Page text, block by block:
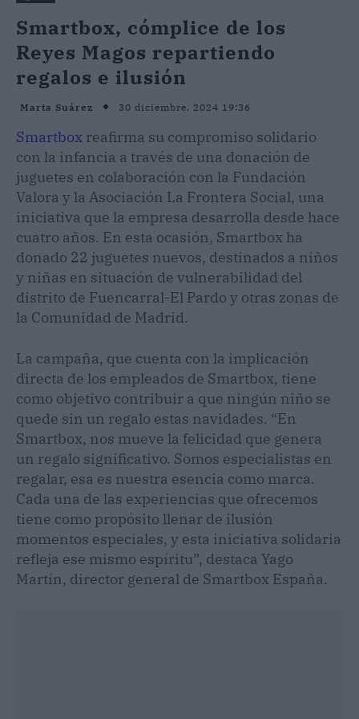
Smartbox, cómplice de los
Reyes Magos repartiendo
regalos e ilusión
Marta Suárez 30 diciembre, 2024 19:36
Smartbox reafirma su compromiso solidario
con la infancia a través de una donación de
juguetes en colaboración con la Fundación
Valora y la Asociación La Frontera Social, una
iniciativa que la empresa desarrolla desde hace
cuatro años. En esta ocasión, Smartbox ha
donado 22 juguetes nuevos, destinados a niños
y niñas en situación de vulnerabilidad del
distrito de Fuencarral-El Pardo y otras zonas de
la Comunidad de Madrid.
La campaña, que cuenta con la implicación
directa de los empleados de Smartbox, tiene
como objetivo contribuir a que ningún niño se
quede sin un regalo estas navidades. “En
Smartbox, nos mueve la felicidad que genera
un regalo significativo. Somos especialistas en
regalar, esa es nuestra esencia como marca.
Cada una de las experiencias que ofrecemos
tiene como propósito llenar de ilusión
momentos especiales, y esta iniciativa solidaria
refleja ese mismo espíritu”, destaca Yago
Martín, director general de Smartbox España.